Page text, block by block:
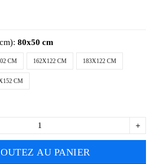
80x50 cm
CM 162X122 CM 183X122 CM
CM
AU PANIER